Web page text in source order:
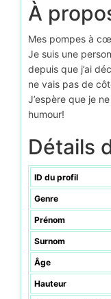
À
Mes pompes à
Je suis une
depuis que j’ai
ne vais pas de
J’espère que je
humour!
Détails
ID du profil
Genre
Prénom
Surnom
Âge
Hauteur